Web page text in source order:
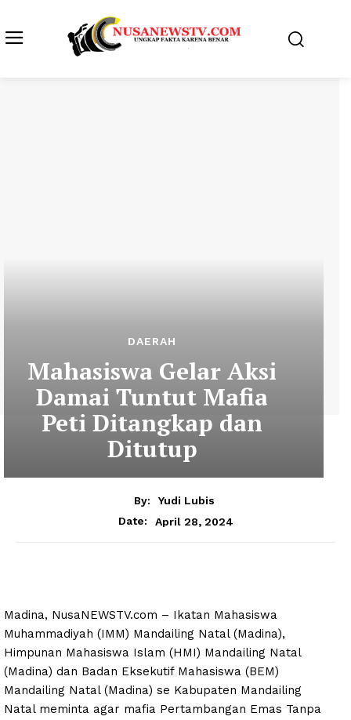
DAERAH
Mahasiswa Gelar Aksi
Damai Tuntut Mafia
Peti Ditangkap dan
Ditutup
By:
Yudi Lubis
Date:
April 28, 2024
Madina, NusaNEWSTV.com – Ikatan Mahasiswa
Muhammadiyah (IMM) Mandailing Natal (Madina),
Himpunan Mahasiswa Islam (HMI) Mandailing Natal
(Madina) dan Badan Eksekutif Mahasiswa (BEM)
Mandailing Natal (Madina) se Kabupaten Mandailing
Natal meminta agar mafia Pertambangan Emas Tanpa